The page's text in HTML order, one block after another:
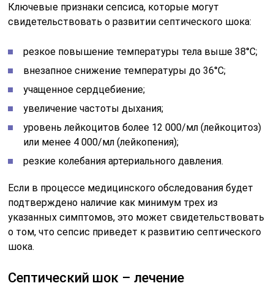
Ключевые признаки сепсиса, которые могут
свидетельствовать о развитии септического шока:
резкое повышение температуры тела выше 38°C;
внезапное снижение температуры до 36°C;
учащенное сердцебиение;
увеличение частоты дыхания;
уровень лейкоцитов более 12 000/мл (лейкоцитоз)
или менее 4 000/мл (лейкопения);
резкие колебания артериального давления.
Если в процессе медицинского обследования будет
подтверждено наличие как минимум трех из
указанных симптомов, это может свидетельствовать
о том, что сепсис приведет к развитию септического
шока.
Септический шок – лечение